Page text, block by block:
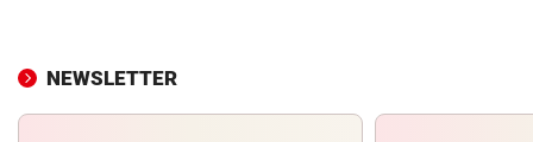
NEWSLETTER